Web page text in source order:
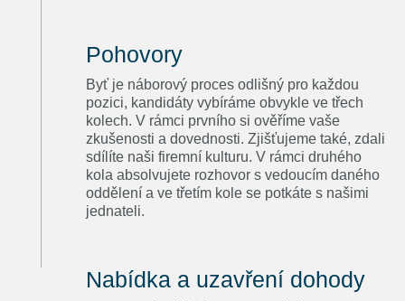
Pohovory
Byť je náborový proces odlišný pro každou
pozici, kandidáty vybíráme obvykle ve třech
kolech. V rámci prvního si ověříme vaše
zkušenosti a dovednosti. Zjišťujeme také, zdali
sdílíte naši firemní kulturu. V rámci druhého
kola absolvujete rozhovor s vedoucím daného
oddělení a ve třetím kole se potkáte s našimi
jednateli.
Nabídka a uzavření dohody